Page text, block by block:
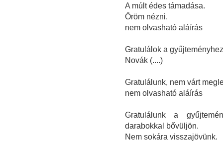
A múlt édes támadása.
Öröm nézni.
nem olvasható aláírás
Gratulálok a
Novák (....)
Gratulálunk, nem várt
nem olvasható aláírás
Gratulálunk a
darabokkal bővüljön.
Nem sokára visszajövünk.